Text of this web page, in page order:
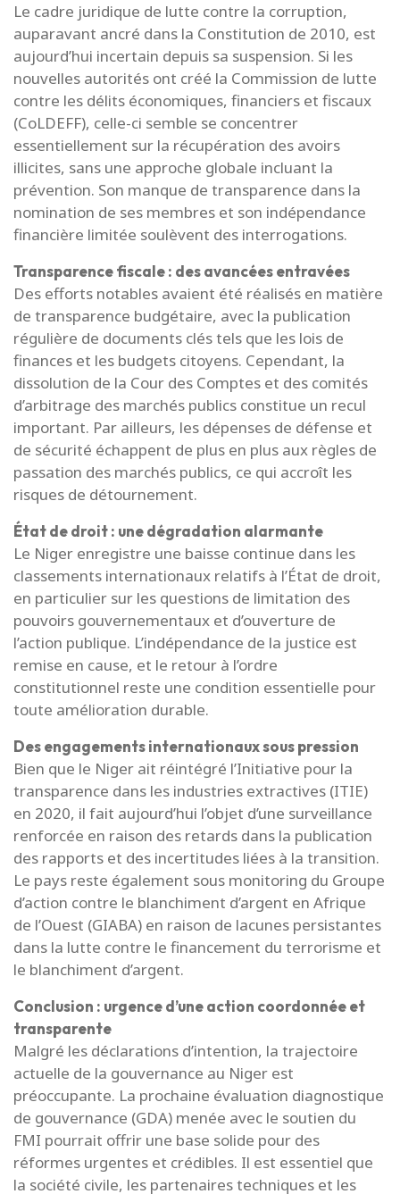
Le cadre juridique de lutte contre la corruption,
auparavant ancré dans la Constitution de 2010, est
aujourd’hui incertain depuis sa suspension. Si les
nouvelles autorités ont créé la Commission de lutte
contre les délits économiques, financiers et fiscaux
(CoLDEFF), celle-ci semble se concentrer
essentiellement sur la récupération des avoirs
illicites, sans une approche globale incluant la
prévention. Son manque de transparence dans la
nomination de ses membres et son indépendance
financière limitée soulèvent des interrogations.
Transparence fiscale : des avancées entravées
Des efforts notables avaient été réalisés en matière
de transparence budgétaire, avec la publication
régulière de documents clés tels que les lois de
finances et les budgets citoyens. Cependant, la
dissolution de la Cour des Comptes et des comités
d’arbitrage des marchés publics constitue un recul
important. Par ailleurs, les dépenses de défense et
de sécurité échappent de plus en plus aux règles de
passation des marchés publics, ce qui accroît les
risques de détournement.
État de droit : une dégradation alarmante
Le Niger enregistre une baisse continue dans les
classements internationaux relatifs à l’État de droit,
en particulier sur les questions de limitation des
pouvoirs gouvernementaux et d’ouverture de
l’action publique. L’indépendance de la justice est
remise en cause, et le retour à l’ordre
constitutionnel reste une condition essentielle pour
toute amélioration durable.
Des engagements internationaux sous pression
Bien que le Niger ait réintégré l’Initiative pour la
transparence dans les industries extractives (ITIE)
en 2020, il fait aujourd’hui l’objet d’une surveillance
renforcée en raison des retards dans la publication
des rapports et des incertitudes liées à la transition.
Le pays reste également sous monitoring du Groupe
d’action contre le blanchiment d’argent en Afrique
de l’Ouest (GIABA) en raison de lacunes persistantes
dans la lutte contre le financement du terrorisme et
le blanchiment d’argent.
Conclusion : urgence d’une action coordonnée et
transparente
Malgré les déclarations d’intention, la trajectoire
actuelle de la gouvernance au Niger est
préoccupante. La prochaine évaluation diagnostique
de gouvernance (GDA) menée avec le soutien du
FMI pourrait offrir une base solide pour des
réformes urgentes et crédibles. Il est essentiel que
la société civile, les partenaires techniques et les